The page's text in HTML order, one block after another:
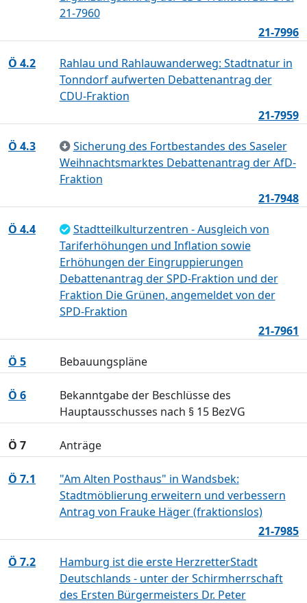
21-7960
21-7996
Ö 4.2
Rahlau und Rahlauwanderweg: Stadtnatur in
Tonndorf aufwerten Debattenantrag der
CDU-Fraktion
21-7959
Ö 4.3
Sicherung des Fortbestandes des Saseler
Weihnachtsmarktes Debattenantrag der AfD-
Fraktion
21-7948
Ö 4.4
Stadtteilkulturzentren - Ausgleich von
Tariferhöhungen und Inflation sowie
Erhöhungen der Eingruppierungen
Debattenantrag der SPD-Fraktion und der
Fraktion Die Grünen, angemeldet von der
SPD-Fraktion
21-7961
Ö 5 Bebauungspläne
Ö 6
Bekanntgabe der Beschlüsse des
Hauptausschusses nach § 15 BezVG
Ö 7 Anträge
Ö 7.1
"Am Alten Posthaus" in Wandsbek:
Stadtmöblierung erweitern und verbessern
Antrag von Frauke Häger (fraktionslos)
21-7985
Ö 7.2
Hamburg ist die erste HerzretterStadt
Deutschlands - unter der Schirmherrschaft
des Ersten Bürgermeisters Dr. Peter